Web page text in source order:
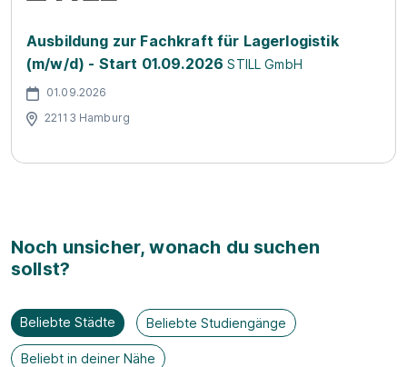
Ausbildung zur Fachkraft für Lagerlogistik
(m/w/d) - Start 01.09.2026 STILL GmbH
01.09.2026
22113 Hamburg
Noch unsicher, wonach du suchen
sollst?
Beliebte Städte Beliebte Studiengänge
Beliebt in deiner Nähe